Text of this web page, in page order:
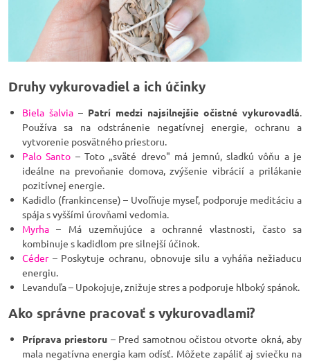
Druhy vykurovadiel a ich účinky
Biela šalvia – Patrí medzi najsilnejšie očistné vykurovadlá.
Používa sa na odstránenie negatívnej energie, ochranu a
vytvorenie posvätného priestoru.
Palo Santo – Toto „sväté drevo" má jemnú, sladkú vôňu a je
ideálne na prevoňanie domova, zvýšenie vibrácií a prilákanie
pozitívnej energie.
Kadidlo (frankincense) – Uvoľňuje myseľ, podporuje meditáciu a
spája s vyššími úrovňami vedomia.
Myrha – Má uzemňujúce a ochranné vlastnosti, často sa
kombinuje s kadidlom pre silnejší účinok.
Céder– Poskytuje ochranu, obnovuje silu a vyháňa nežiaducu
energiu.
Levanduľa – Upokojuje, znižuje stres a podporuje hlboký spánok.
Ako správne pracovať s vykurovadlami?
Príprava priestoru – Pred samotnou očistou otvorte okná, aby
mala negatívna energia kam odísť. Môžete zapáliť aj sviečku na